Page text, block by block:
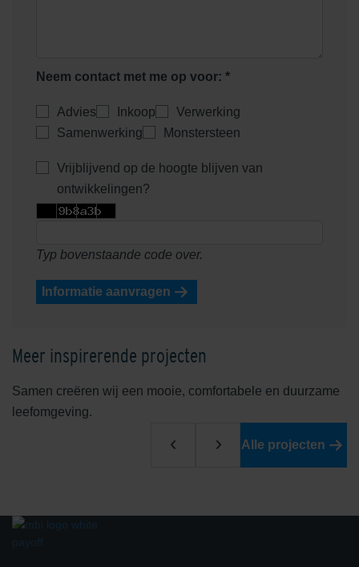
Neem contact met me op voor: *
Advies Inkoop
Verwerking
Samenwerking
Monstersteen
Vrijblijvend op de hoogte blijven van
ontwikkelingen?
Typ bovenstaande code over.
Informatie aanvragen
Meer inspirerende projecten
Samen creëren wij een mooie, comfortabele en duurzame
leefomgeving.
Alle projecten